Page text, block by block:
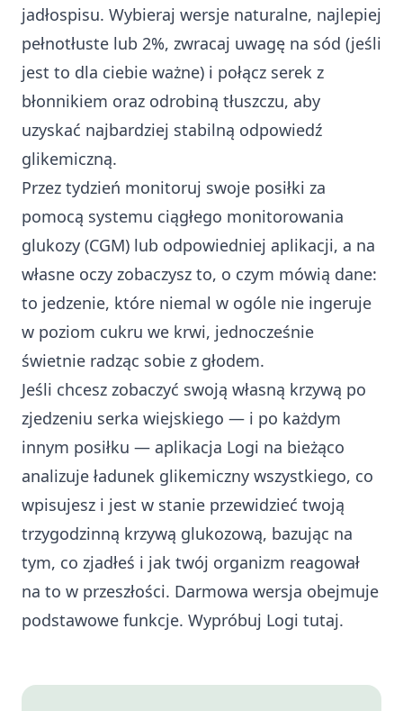
jadłospisu. Wybieraj wersje naturalne, najlepiej
pełnotłuste lub 2%, zwracaj uwagę na sód (jeśli
jest to dla ciebie ważne) i połącz serek z
błonnikiem oraz odrobiną tłuszczu, aby
uzyskać najbardziej stabilną odpowiedź
glikemiczną.
Przez tydzień monitoruj swoje posiłki za
pomocą systemu ciągłego monitorowania
glukozy (CGM) lub odpowiedniej aplikacji, a na
własne oczy zobaczysz to, o czym mówią dane:
to jedzenie, które niemal w ogóle nie ingeruje
w poziom cukru we krwi, jednocześnie
świetnie radząc sobie z głodem.
Jeśli chcesz zobaczyć swoją własną krzywą po
zjedzeniu serka wiejskiego — i po każdym
innym posiłku — aplikacja Logi na bieżąco
analizuje ładunek glikemiczny wszystkiego, co
wpisujesz i jest w stanie przewidzieć twoją
trzygodzinną krzywą glukozową, bazując na
tym, co zjadłeś i jak twój organizm reagował
na to w przeszłości. Darmowa wersja obejmuje
podstawowe funkcje. Wypróbuj Logi tutaj.